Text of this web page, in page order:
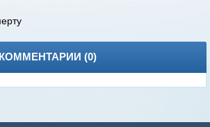
КОММЕНТАРИИ (0)